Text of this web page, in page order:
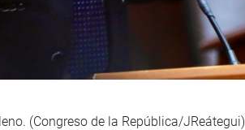
(Congreso de la República/JReátegui)